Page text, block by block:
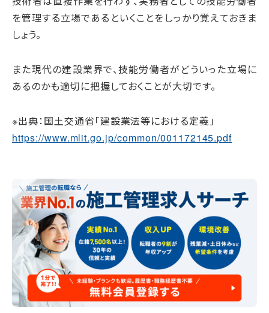
を管理する立場であるといくことをしっかり覚えておきま
しょう。
また現代の建設業界で、技能労働者がどういった立場に
あるのかも適切に把握しておくことが大切です。
※出典：国土交通省「建設業法等における定義」
https://www.mlit.go.jp/common/001172145.pdf